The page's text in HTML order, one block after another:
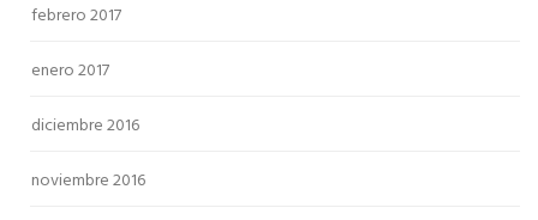
febrero 2017
enero 2017
diciembre 2016
noviembre 2016